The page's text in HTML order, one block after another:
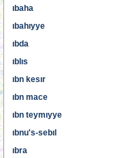
ıbaha
ıbahıyye
ıbda
ıblıs
ıbn kesır
ıbn mace
ıbn teymıyye
ıbnu's-sebıl
ıbra